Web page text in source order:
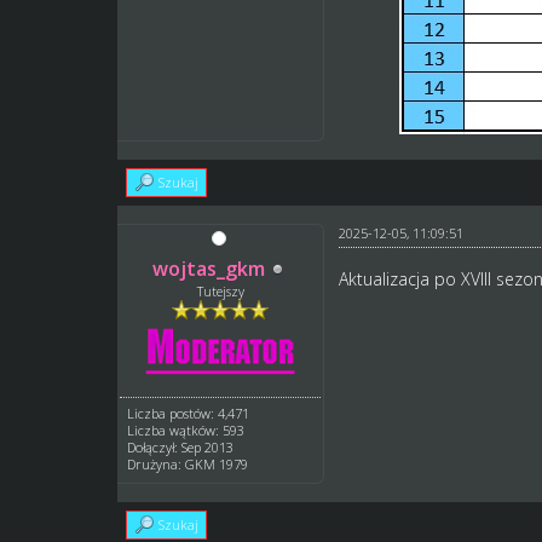
Szukaj
wojtas_gkm
Tutejszy
Liczba postów: 4,471
Liczba wątków: 593
Dołączył: Sep 2013
Drużyna: GKM 1979
2025-12-05, 11:09:51
Aktualizacja po XVIII
Szukaj